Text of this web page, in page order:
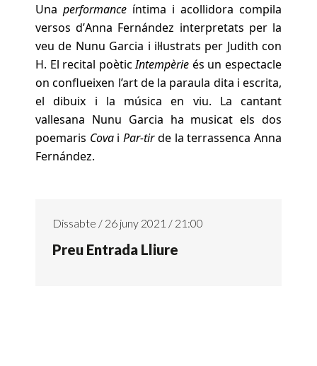
Una performance íntima i acollidora compila
versos d’Anna Fernández interpretats per la
veu de Nunu Garcia i il·lustrats per Judith con
H. El recital poèticIntempèrie és un espectacle
on conflueixen l’art de la paraula dita i escrita,
el dibuix i la música en viu. La cantant
vallesana Nunu Garcia ha musicat els dos
poemaris CovaiPar-tirde la terrassencaAnna
Fernández.
Dissabte / 26 juny 2021 / 21:00
Preu Entrada Lliure